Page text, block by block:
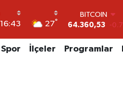
16:43 27°
DOLAR
47,7069
0.17
EURO
55,0265
0.01
Spor İlçeler Programlar